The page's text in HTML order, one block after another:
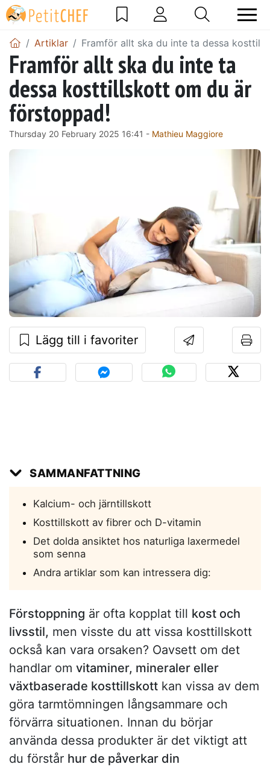
Artiklar Framför allt ska du inte ta dessa
Framför allt ska du inte ta
dessa kosttillskott om du är
förstoppad!
Thursday 20 February 2025 16:41 - Mathieu Maggiore
Lägg till i favoriter
SAMMANFATTNING
Kalcium- och järntillskott
Kosttillskott av fibrer och D-vitamin
Det dolda ansiktet hos naturliga laxermedel
som senna
Andra artiklar som kan intressera dig:
Förstoppning är ofta kopplat till kost och
livsstil, men visste du att vissa kosttillskott
också kan vara orsaken? Oavsett om det
handlar om vitaminer, mineraler eller
växtbaserade kosttillskott kan vissa av dem
göra tarmtömningen långsammare och
förvärra situationen. Innan du börjar
använda dessa produkter är det viktigt att
du förstår hur de påverkar din